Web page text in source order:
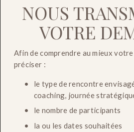
NOUS
VOTRE
Afin de comprendre au mieux
préciser :
le type de rencontre
coaching, journée
le nombre de participants
la ou les dates souhaitées